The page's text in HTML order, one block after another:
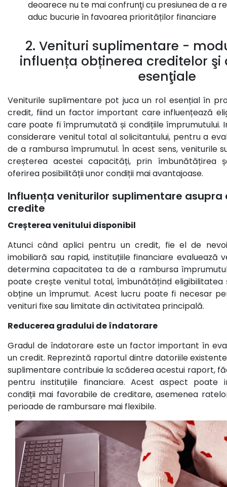
deoarece nu te mai confrunţi cu presiunea de a
aduc bucurie în favoarea priorităților financiare
2. Venituri suplimentare -
influența obținerea creditelor
esenţiale
Veniturile suplimentare pot juca un rol esențial în
credit, fiind un factor important care influențează
care poate fi împrumutată și condițiile împrumutului.
considerare venitul total al solicitantului, pentru a
de a rambursa împrumutul. În acest sens, veniturile
creșterea acestei capacități, prin îmbunătățirea
oferirea posibilității unor condiții mai avantajoase.
Influența veniturilor suplimentare
credite
Creșterea venitului disponibil
Atunci când aplici pentru un credit, fie el de
imobiliară sau rapid, instituțiile financiare evaluează
determina capacitatea ta de a rambursa
poate crește venitul total, îmbunătățind eligibilitatea
obține un împrumut. Acest lucru poate fi necesar
venituri fixe sau limitate din activitatea principală.
Reducerea gradului de îndatorare
Gradul de îndatorare este un factor important în
un credit. Reprezintă raportul dintre datoriile
suplimentare contribuie la scăderea acestui raport,
pentru instituțiile financiare. Acest aspect poate
condiții mai favorabile de creditare, asemenea
perioade de rambursare mai flexibile.